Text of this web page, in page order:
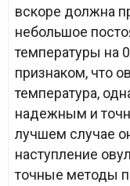
вскоре должна
небольшое
температуры на
признаком, что
температура,
надежным и
лучшем случае
наступление
точные методы